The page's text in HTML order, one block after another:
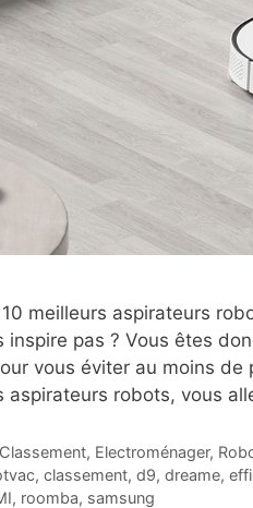
meilleurs aspirateurs
inspire pas ? Vous êtes
vous éviter au moins de
aspirateurs robots, vous
, Electroménager,
, classement, d9, dreame,
, roomba, samsung